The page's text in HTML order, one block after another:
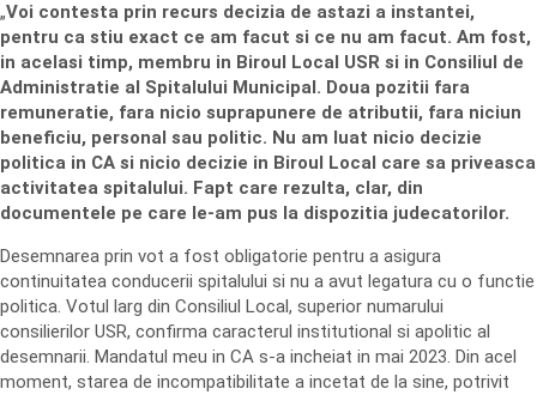
„Voi contesta prin recurs decizia de astazi a instantei,
pentru ca stiu exact ce am facut si ce nu am facut. Am fost,
in acelasi timp, membru in Biroul Local USR si in Consiliul de
Administratie al Spitalului Municipal. Doua pozitii fara
remuneratie, fara nicio suprapunere de atributii, fara niciun
beneficiu, personal sau politic. Nu am luat nicio decizie
politica in CA si nicio decizie in Biroul Local care sa priveasca
activitatea spitalului. Fapt care rezulta, clar, din
documentele pe care le-am pus la dispozitia judecatorilor.
Desemnarea prin vot a fost obligatorie pentru a asigura
continuitatea conducerii spitalului si nu a avut legatura cu o functie
politica. Votul larg din Consiliul Local, superior numarului
consilierilor USR, confirma caracterul institutional si apolitic al
desemnarii. Mandatul meu in CA s-a incheiat in mai 2023. Din acel
moment, starea de incompatibilitate a incetat de la sine, potrivit